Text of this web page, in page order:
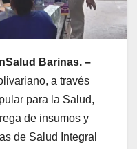
Barinas. –
a través
para la Salud,
de insumos y
de Salud Integral